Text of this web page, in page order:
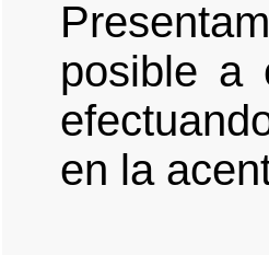
posible a
en la